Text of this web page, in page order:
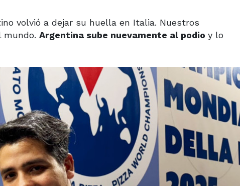
volvió a dejar su huella en Italia. Nuestros
mundo. Argentina sube nuevamente al podio y lo